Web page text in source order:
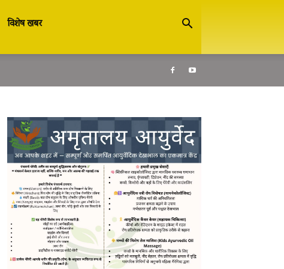
विशेष खबर